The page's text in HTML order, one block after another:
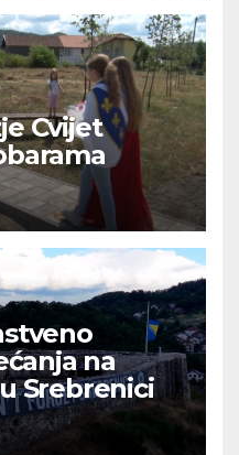
Cvijet
na
Srebrenici